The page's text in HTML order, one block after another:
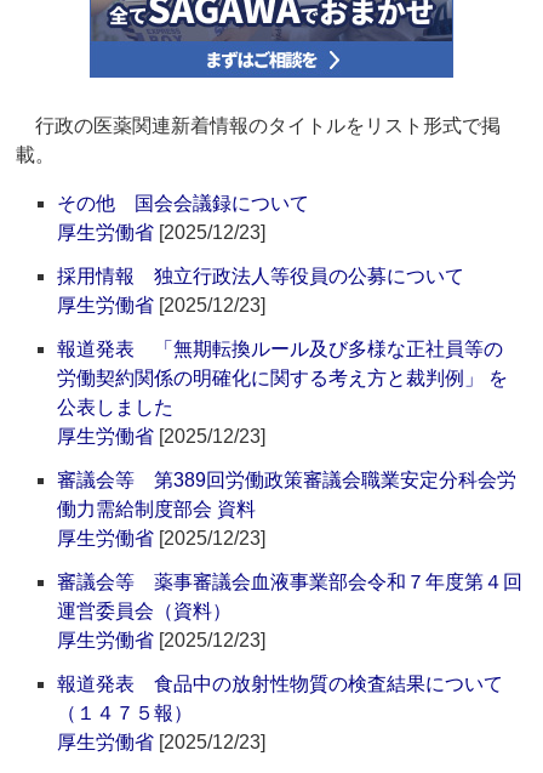
行政の医薬関連新着情報のタイトルをリスト形式で掲
載。
その他 国会会議録について
厚生労働省 [2025/12/23]
採用情報 独立行政法人等役員の公募について
厚生労働省 [2025/12/23]
報道発表 「無期転換ルール及び多様な正社員等の
労働契約関係の明確化に関する考え方と裁判例」 を
公表しました
厚生労働省 [2025/12/23]
審議会等 第389回労働政策審議会職業安定分科会労
働力需給制度部会 資料
厚生労働省 [2025/12/23]
審議会等 薬事審議会血液事業部会令和７年度第４回
運営委員会（資料）
厚生労働省 [2025/12/23]
報道発表 食品中の放射性物質の検査結果について
（１４７５報）
厚生労働省 [2025/12/23]